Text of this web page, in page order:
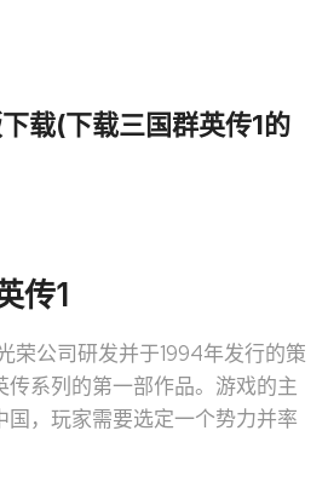
载(下载三国群英传1的
传1
荣公司研发并于1994年发行的策
传系列的第一部作品。游戏的主
国，玩家需要选定一个势力并率